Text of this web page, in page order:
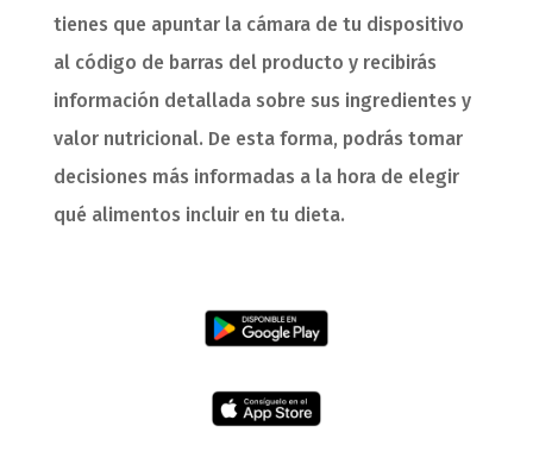
tienes que apuntar la cámara de tu dispositivo
al código de barras del producto y recibirás
información detallada sobre sus ingredientes y
valor nutricional. De esta forma, podrás tomar
decisiones más informadas a la hora de elegir
qué alimentos incluir en tu dieta.